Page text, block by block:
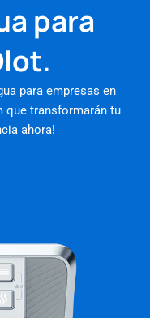
para
para empresas en
que transformarán tu
ahora!